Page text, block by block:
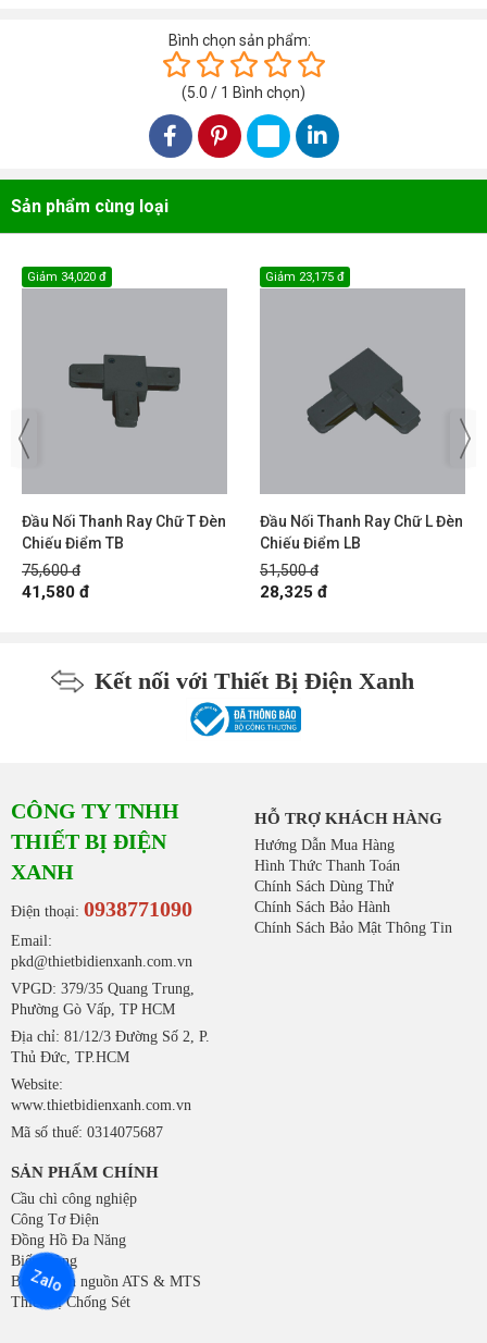
Bình chọn sản phẩm:
(5.0 / 1 Bình chọn)
Sản phẩm cùng loại
Đầu Nối Thanh Ray Chữ T Đèn
Chiếu Điểm TB
75,600 đ
Giảm 34,020 đ
41,580 đ
Đầu Nối Thanh Ray Chữ L Đèn
Chiếu Điểm LB
51,500 đ
Giảm 23,175 đ
28,325 đ
Kết nối với Thiết Bị Điện Xanh
CÔNG TY TNHH
THIẾT BỊ ĐIỆN
XANH
Điện thoại: 0938771090
Email:
pkd@thietbidienxanh.com.vn
VPGD: 379/35 Quang Trung,
Phường Gò Vấp, TP HCM
Địa chỉ: 81/12/3 Đường Số 2, P.
Thủ Đức, TP.HCM
Website:
www.thietbidienxanh.com.vn
Mã số thuế: 0314075687
HỖ TRỢ KHÁCH HÀNG
Hướng Dẫn Mua Hàng
Hình Thức Thanh Toán
Chính Sách Dùng Thử
Chính Sách Bảo Hành
Chính Sách Bảo Mật Thông Tin
SẢN PHẨM CHÍNH
Cầu chì công nghiệp
Công Tơ Điện
Đồng Hồ Đa Năng
Biến Dòng
Bộ chuyển nguồn ATS & MTS
Thiết Bị Chống Sét
Zalo